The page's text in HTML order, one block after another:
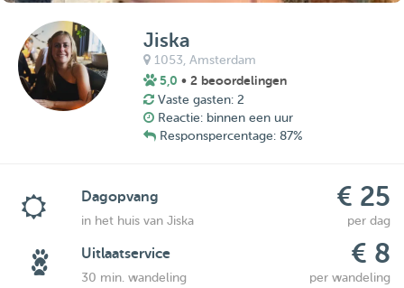
Jiska
1053,Amsterdam
5,0 • 2 beoordelingen
Vaste gasten: 2
Reactie: binnen een uur
Responspercentage: 87%
Dagopvang € 25
in het huis van Jiska per dag
Uitlaatservice € 8
30 min. wandeling
per wandeling